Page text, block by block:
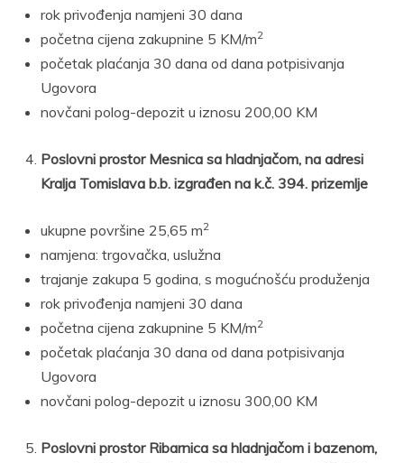
rok privođenja namjeni 30 dana
početna cijena zakupnine 5 KM/m2
početak plaćanja 30 dana od dana potpisivanja
Ugovora
novčani polog-depozit u iznosu 200,00 KM
Poslovni prostor Mesnica sa hladnjačom, na adresi
Kralja Tomislava b.b. izgrađen na k.č. 394. prizemlje
ukupne površine 25,65 m2
namjena: trgovačka, uslužna
trajanje zakupa 5 godina, s mogućnošću produženja
rok privođenja namjeni 30 dana
početna cijena zakupnine 5 KM/m2
početak plaćanja 30 dana od dana potpisivanja
Ugovora
novčani polog-depozit u iznosu 300,00 KM
Poslovni prostor Ribarnica sa hladnjačom i bazenom,